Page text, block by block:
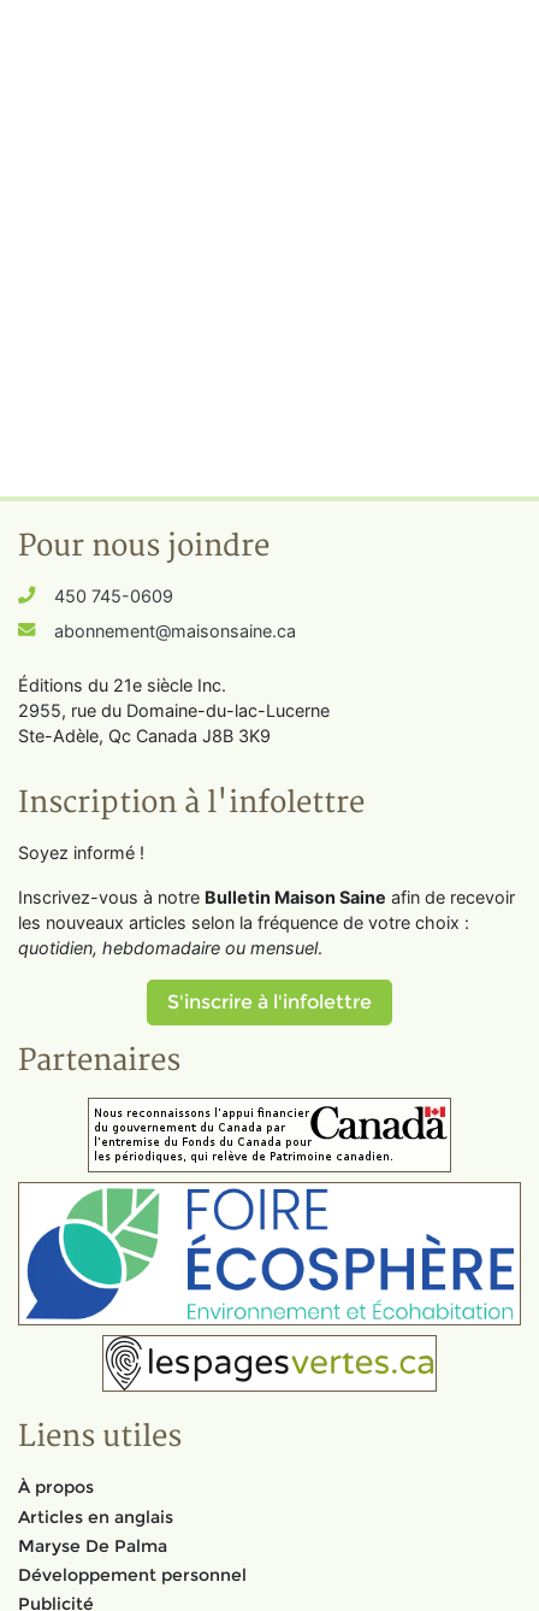
Pour nous joindre
450 745-0609
abonnement@maisonsaine.ca
Éditions du 21e siècle Inc.
2955, rue du Domaine-du-lac-Lucerne
Ste-Adèle, Qc Canada J8B 3K9
Inscription à l'infolettre
Soyez informé !
Inscrivez-vous à notre Bulletin Maison Saine afin de recevoir
les nouveaux articles selon la fréquence de votre choix :
quotidien, hebdomadaire ou mensuel.
S'inscrire à l'infolettre
Partenaires
Liens utiles
À propos
Articles en anglais
Maryse De Palma
Développement personnel
Publicité